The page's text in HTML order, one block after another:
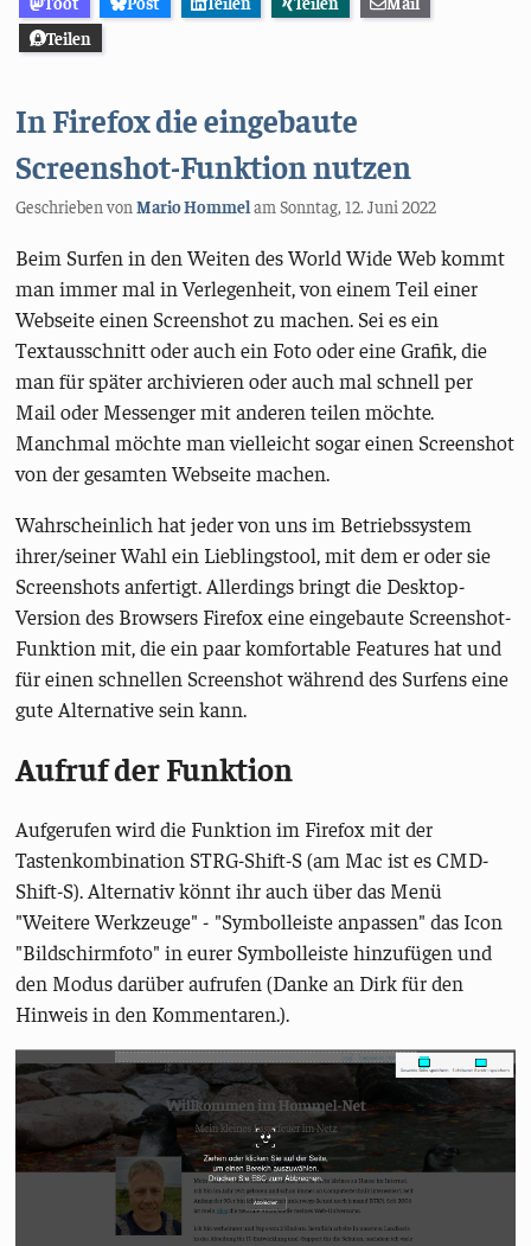
Teilen
In Firefox die eingebaute
Screenshot-Funktion nutzen
Geschrieben vonMario HommelamSonntag, 12. Juni 2022
Beim Surfen in den Weiten des World Wide Web kommt
man immer mal in Verlegenheit, von einem Teil einer
Webseite einen Screenshot zu machen. Sei es ein
Textausschnitt oder auch ein Foto oder eine Grafik, die
man für später archivieren oder auch mal schnell per
Mail oder Messenger mit anderen teilen möchte.
Manchmal möchte man vielleicht sogar einen Screenshot
von der gesamten Webseite machen.
Wahrscheinlich hat jeder von uns im Betriebssystem
ihrer/seiner Wahl ein Lieblingstool, mit dem er oder sie
Screenshots anfertigt. Allerdings bringt die Desktop-
Version des Browsers Firefox eine eingebaute Screenshot-
Funktion mit, die ein paar komfortable Features hat und
für einen schnellen Screenshot während des Surfens eine
gute Alternative sein kann.
Aufruf der Funktion
Aufgerufen wird die Funktion im Firefox mit der
Tastenkombination STRG-Shift-S (am Mac ist es CMD-
Shift-S). Alternativ könnt ihr auch über das Menü
"Weitere Werkzeuge" - "Symbolleiste anpassen" das Icon
"Bildschirmfoto" in eurer Symbolleiste hinzufügen und
den Modus darüber aufrufen (Danke an Dirk für den
Hinweis in den Kommentaren.).